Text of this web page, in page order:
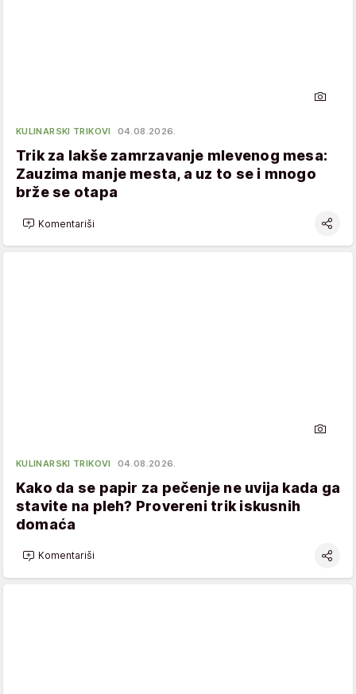
KULINARSKI TRIKOVI 04.08.2026.
Trik za lakše zamrzavanje mlevenog mesa:
Zauzima manje mesta, a uz to se i mnogo
brže se otapa
Komentariši
KULINARSKI TRIKOVI 04.08.2026.
Kako da se papir za pečenje ne uvija kada ga
stavite na pleh? Provereni trik iskusnih
domaća
Komentariši